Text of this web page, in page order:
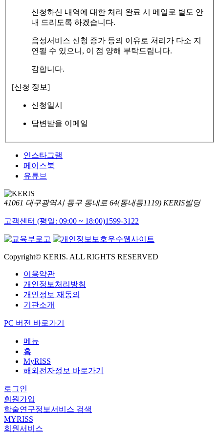
신청하신 내역에 대한 처리 완료 시 메일로 별도 안
내 드리도록 하겠습니다.
음성서비스 신청 증가 등의 이유로 처리가 다소 지
연될 수 있으니, 이 점 양해 부탁드립니다.
감합니다.
[신청 정보]
신청일시
답변받을 이메일
인스타그램
페이스북
유튜브
41061 대구광역시 동구 동내로 64(동내동1119) KERIS빌딩
고객센터 (평일: 09:00 ~ 18:00)1599-3122
Copyright© KERIS. ALL RIGHTS RESERVED
이용약관
개인정보처리방침
개인정보 재동의
기관소개
PC 버전 바로가기
메뉴
홈
MyRISS
해외전자정보 바로가기
로그인
회원가입
학술연구정보서비스 검색
MYRISS
회원서비스